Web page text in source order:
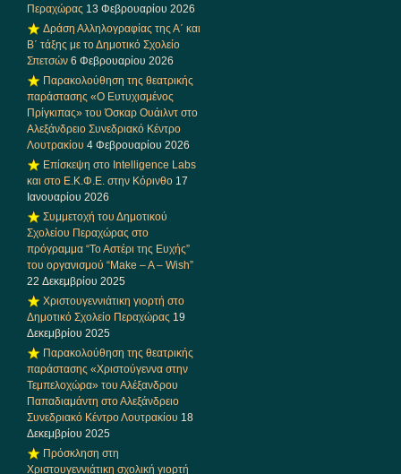
Περαχώρας 13 Φεβρουαρίου 2026
Δράση Αλληλογραφίας της Α΄ και
Β΄ τάξης με το Δημοτικό Σχολείο
Σπετσών 6 Φεβρουαρίου 2026
Παρακολούθηση της θεατρικής
παράστασης «Ο Ευτυχισμένος
Πρίγκιπας» του Όσκαρ Ουάιλντ στο
Αλεξάνδρειο Συνεδριακό Κέντρο
Λουτρακίου 4 Φεβρουαρίου 2026
Επίσκεψη στο Intelligence Labs
και στο Ε.Κ.Φ.Ε. στην Κόρινθο 17
Ιανουαρίου 2026
Συμμετοχή του Δημοτικού
Σχολείου Περαχώρας στο
πρόγραμμα “Το Αστέρι της Ευχής”
του οργανισμού “Make – A – Wish”
22 Δεκεμβρίου 2025
Χριστουγεννιάτικη γιορτή στο
Δημοτικό Σχολείο Περαχώρας 19
Δεκεμβρίου 2025
Παρακολούθηση της θεατρικής
παράστασης «Χριστούγεννα στην
Τεμπελοχώρα» του Αλέξανδρου
Παπαδιαμάντη στο Αλεξάνδρειο
Συνεδριακό Κέντρο Λουτρακίου 18
Δεκεμβρίου 2025
Πρόσκληση στη
Χριστουγεννιάτικη σχολική γιορτή